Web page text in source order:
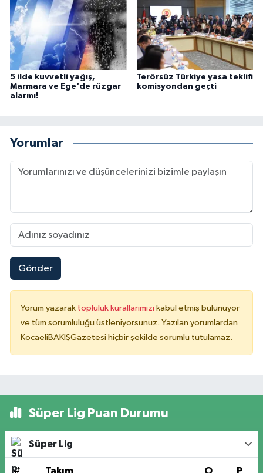
5 ilde kuvvetli yağış,
Marmara ve Ege'de rüzgar
alarmı!
Terörsüz Türkiye yasa teklifi
komisyondan geçti
Yorumlar
Gönder
Yorum yazarak topluluk kurallarımızı kabul etmiş bulunuyor
ve tüm sorumluluğu üstleniyorsunuz. Yazılan yorumlardan
KocaeliBAKIŞGazetesi hiçbir şekilde sorumlu tutulamaz.
Süper Lig Puan Durumu
Süper Lig
# Takım O P